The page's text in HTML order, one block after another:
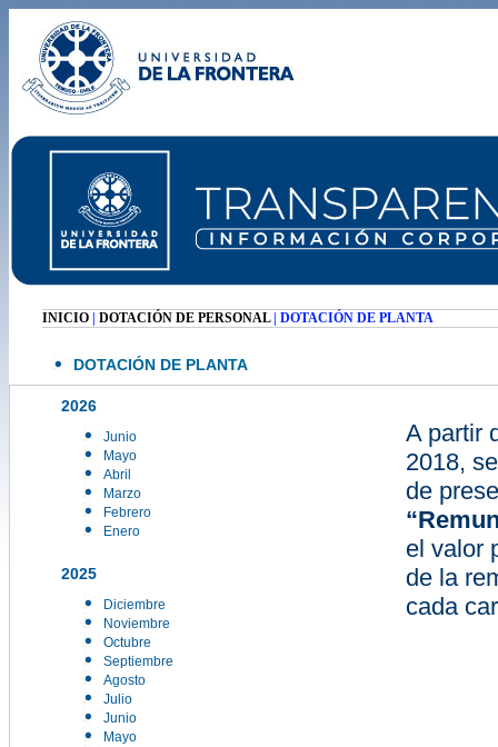
INICIO DOTACIÓN DE PERSONAL| DOTACIÓN DE PLANTA
DOTACIÓN DE PLANTA
2026
Junio
Mayo
Abril
Marzo
Febrero
Enero
2025
Diciembre
Noviembre
Octubre
Septiembre
Agosto
Julio
Junio
Mayo
A partir
2018,
de
el valor
de la
cada